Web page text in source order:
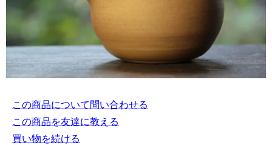
この商品について問い合わせる
この商品を友達に教える
買い物を続ける